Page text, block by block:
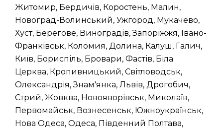
Житомир, Бердичів, Коростень, Малин,
Новоград-Волинський, Ужгород, Мукачево,
Хуст, Берегове, Виноградів, Запоріжжя, Івано-
Франківськ, Коломия, Долина, Калуш, Галич,
Київ, Бориспіль, Бровари, Фастів, Біла
Церква, Кропивницький, Світловодськ,
Олександрія, Знам'янка, Львів, Дрогобич,
Стрий, Жовква, Новояворівськ, Миколаїв,
Первомайськ, Вознесенськ, Южноукраїнськ,
Нова Одеса, Одеса, Південний Полтава,